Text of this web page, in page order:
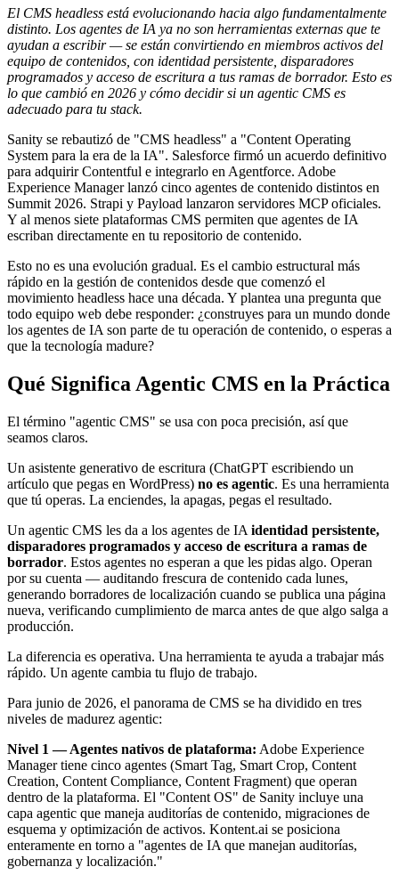
El CMS headless está evolucionando hacia algo fundamentalmente
distinto. Los agentes de IA ya no son herramientas externas que te
ayudan a escribir — se están convirtiendo en miembros activos del
equipo de contenidos, con identidad persistente, disparadores
programados y acceso de escritura a tus ramas de borrador. Esto es
lo que cambió en 2026 y cómo decidir si un agentic CMS es
adecuado para tu stack.
Sanity se rebautizó de "CMS headless" a "Content Operating
System para la era de la IA". Salesforce firmó un acuerdo definitivo
para adquirir Contentful e integrarlo en Agentforce. Adobe
Experience Manager lanzó cinco agentes de contenido distintos en
Summit 2026. Strapi y Payload lanzaron servidores MCP oficiales.
Y al menos siete plataformas CMS permiten que agentes de IA
escriban directamente en tu repositorio de contenido.
Esto no es una evolución gradual. Es el cambio estructural más
rápido en la gestión de contenidos desde que comenzó el
movimiento headless hace una década. Y plantea una pregunta que
todo equipo web debe responder: ¿construyes para un mundo donde
los agentes de IA son parte de tu operación de contenido, o esperas a
que la tecnología madure?
Qué Significa Agentic CMS en la Práctica
El término "agentic CMS" se usa con poca precisión, así que
seamos claros.
Un asistente generativo de escritura (ChatGPT escribiendo un
artículo que pegas en WordPress) no es agentic. Es una herramienta
que tú operas. La enciendes, la apagas, pegas el resultado.
Un agentic CMS les da a los agentes de IA identidad persistente,
disparadores programados y acceso de escritura a ramas de
borrador. Estos agentes no esperan a que les pidas algo. Operan
por su cuenta — auditando frescura de contenido cada lunes,
generando borradores de localización cuando se publica una página
nueva, verificando cumplimiento de marca antes de que algo salga a
producción.
La diferencia es operativa. Una herramienta te ayuda a trabajar más
rápido. Un agente cambia tu flujo de trabajo.
Para junio de 2026, el panorama de CMS se ha dividido en tres
niveles de madurez agentic:
Nivel 1 — Agentes nativos de plataforma: Adobe Experience
Manager tiene cinco agentes (Smart Tag, Smart Crop, Content
Creation, Content Compliance, Content Fragment) que operan
dentro de la plataforma. El "Content OS" de Sanity incluye una
capa agentic que maneja auditorías de contenido, migraciones de
esquema y optimización de activos. Kontent.ai se posiciona
enteramente en torno a "agentes de IA que manejan auditorías,
gobernanza y localización."